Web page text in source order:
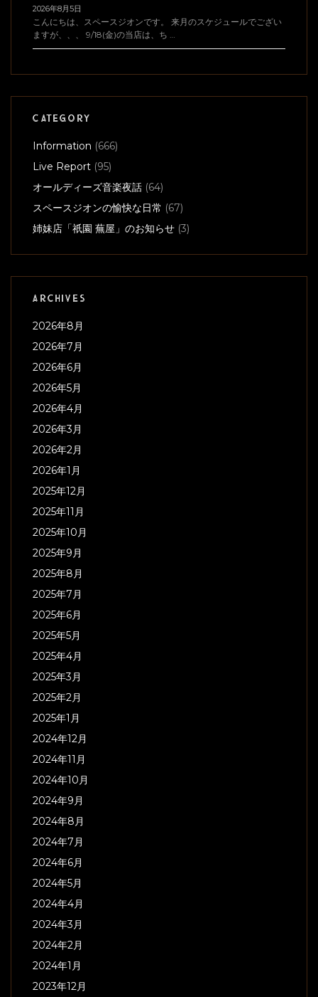
2026年8月5日
こんにちは、スペースジオンです。 来月のスケジュールでござい
ますが、、、 9/18(金)の当店は、ち …
CATEGORY
Information (666)
Live Report (95)
オールディーズ音楽夜話 (64)
スペースジオンの愉快な日常 (67)
姉妹店「祇園 蕪屋」のお知らせ (3)
ARCHIVES
2026年8月
2026年7月
2026年6月
2026年5月
2026年4月
2026年3月
2026年2月
2026年1月
2025年12月
2025年11月
2025年10月
2025年9月
2025年8月
2025年7月
2025年6月
2025年5月
2025年4月
2025年3月
2025年2月
2025年1月
2024年12月
2024年11月
2024年10月
2024年9月
2024年8月
2024年7月
2024年6月
2024年5月
2024年4月
2024年3月
2024年2月
2024年1月
2023年12月